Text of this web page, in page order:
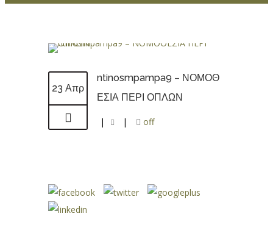
23 Απρ
ntinosmpampa9 – ΝΟΜΟΘ
ΕΣΙΑ ΠΕΡΙ ΟΠΛΩΝ
| | off